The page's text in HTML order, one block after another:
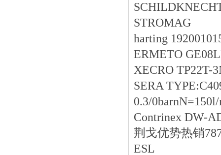
STROMAG
harting
ERMETO
XECRO TP22T-
SERA
0.3/
Contrinex DW-
荆戈优势热销
ESL